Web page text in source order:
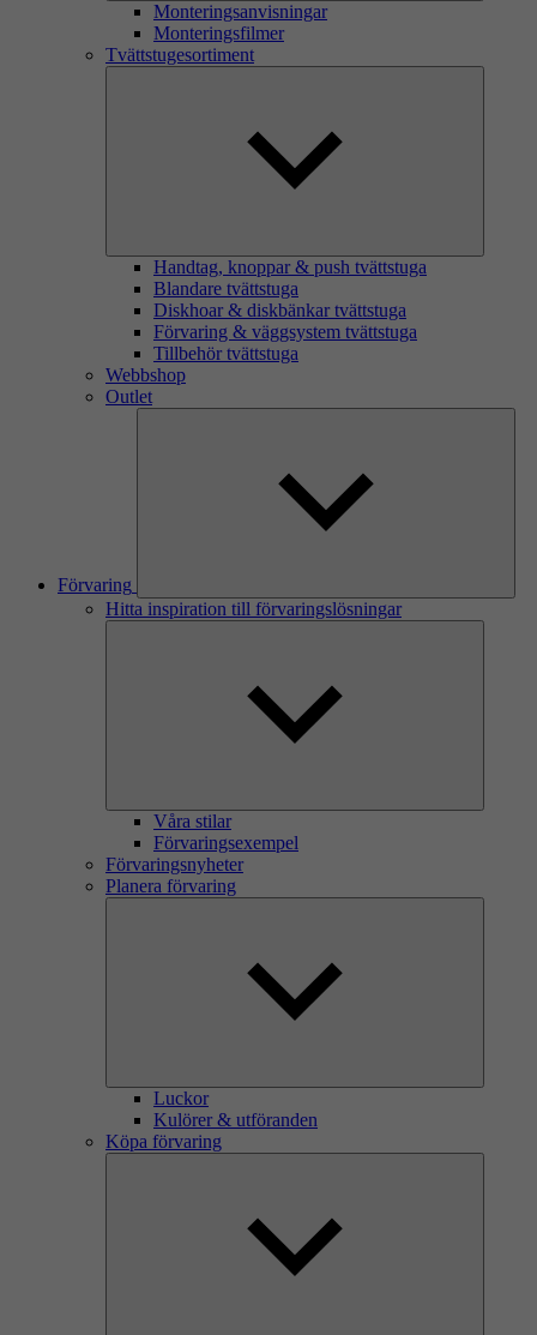
Monteringsanvisningar
Monteringsfilmer
Tvättstugesortiment
Handtag, knoppar & push tvättstuga
Blandare tvättstuga
Diskhoar & diskbänkar tvättstuga
Förvaring & väggsystem tvättstuga
Tillbehör tvättstuga
Webbshop
Outlet
Förvaring
Hitta inspiration till förvaringslösningar
Våra stilar
Förvaringsexempel
Förvaringsnyheter
Planera förvaring
Luckor
Kulörer & utföranden
Köpa förvaring